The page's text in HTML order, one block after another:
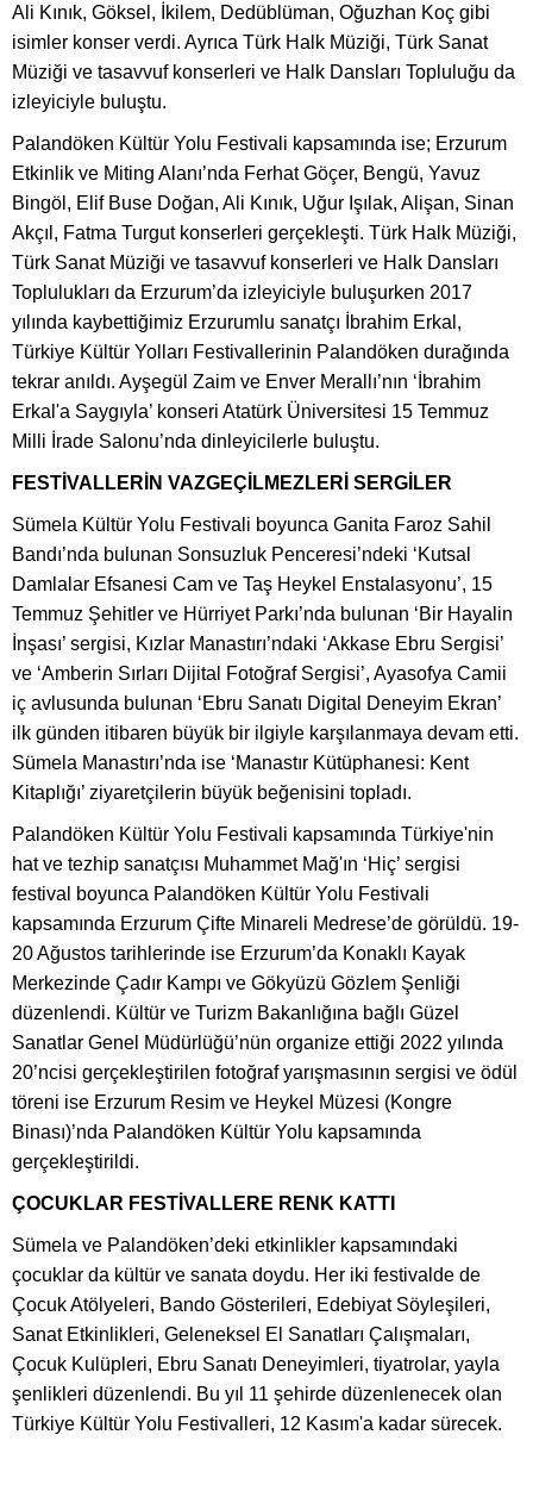
Ali Kınık, Göksel, İkilem, Dedüblüman, Oğuzhan Koç gibi
isimler konser verdi. Ayrıca Türk Halk Müziği, Türk Sanat
Müziği ve tasavvuf konserleri ve Halk Dansları Topluluğu da
izleyiciyle buluştu.
Palandöken Kültür Yolu Festivali kapsamında ise; Erzurum
Etkinlik ve Miting Alanı’nda Ferhat Göçer, Bengü, Yavuz
Bingöl, Elif Buse Doğan, Ali Kınık, Uğur Işılak, Alişan, Sinan
Akçıl, Fatma Turgut konserleri gerçekleşti. Türk Halk Müziği,
Türk Sanat Müziği ve tasavvuf konserleri ve Halk Dansları
Toplulukları da Erzurum’da izleyiciyle buluşurken 2017
yılında kaybettiğimiz Erzurumlu sanatçı İbrahim Erkal,
Türkiye Kültür Yolları Festivallerinin Palandöken durağında
tekrar anıldı. Ayşegül Zaim ve Enver Merallı’nın ‘İbrahim
Erkal'a Saygıyla’ konseri Atatürk Üniversitesi 15 Temmuz
Milli İrade Salonu’nda dinleyicilerle buluştu.
FESTİVALLERİN VAZGEÇİLMEZLERİ SERGİLER
Sümela Kültür Yolu Festivali boyunca Ganita Faroz Sahil
Bandı’nda bulunan Sonsuzluk Penceresi’ndeki ‘Kutsal
Damlalar Efsanesi Cam ve Taş Heykel Enstalasyonu’, 15
Temmuz Şehitler ve Hürriyet Parkı’nda bulunan ‘Bir Hayalin
İnşası’ sergisi, Kızlar Manastırı’ndaki ‘Akkase Ebru Sergisi’
ve ‘Amberin Sırları Dijital Fotoğraf Sergisi’, Ayasofya Camii
iç avlusunda bulunan ‘Ebru Sanatı Digital Deneyim Ekran’
ilk günden itibaren büyük bir ilgiyle karşılanmaya devam etti.
Sümela Manastırı’nda ise ‘Manastır Kütüphanesi: Kent
Kitaplığı’ ziyaretçilerin büyük beğenisini topladı.
Palandöken Kültür Yolu Festivali kapsamında Türkiye'nin
hat ve tezhip sanatçısı Muhammet Mağ'ın ‘Hiç’ sergisi
festival boyunca Palandöken Kültür Yolu Festivali
kapsamında Erzurum Çifte Minareli Medrese’de görüldü. 19-
20 Ağustos tarihlerinde ise Erzurum’da Konaklı Kayak
Merkezinde Çadır Kampı ve Gökyüzü Gözlem Şenliği
düzenlendi. Kültür ve Turizm Bakanlığına bağlı Güzel
Sanatlar Genel Müdürlüğü’nün organize ettiği 2022 yılında
20’ncisi gerçekleştirilen fotoğraf yarışmasının sergisi ve ödül
töreni ise Erzurum Resim ve Heykel Müzesi (Kongre
Binası)’nda Palandöken Kültür Yolu kapsamında
gerçekleştirildi.
ÇOCUKLAR FESTİVALLERE RENK KATTI
Sümela ve Palandöken’deki etkinlikler kapsamındaki
çocuklar da kültür ve sanata doydu. Her iki festivalde de
Çocuk Atölyeleri, Bando Gösterileri, Edebiyat Söyleşileri,
Sanat Etkinlikleri, Geleneksel El Sanatları Çalışmaları,
Çocuk Kulüpleri, Ebru Sanatı Deneyimleri, tiyatrolar, yayla
şenlikleri düzenlendi. Bu yıl 11 şehirde düzenlenecek olan
Türkiye Kültür Yolu Festivalleri, 12 Kasım'a kadar sürecek.